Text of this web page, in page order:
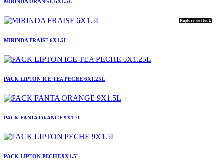
MIRINDA ORANGE 6X1.5L
Rupture de stock
MIRINDA FRAISE 6X1.5L
PACK LIPTON ICE TEA PECHE 6X1.25L
PACK FANTA ORANGE 9X1.5L
PACK LIPTON PECHE 9X1.5L